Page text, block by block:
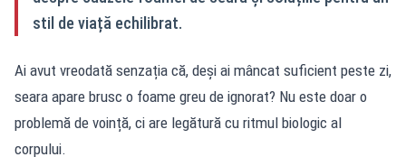
stil de viață echilibrat.
Ai avut vreodată senzația că, deși ai mâncat suficient peste zi,
seara apare brusc o foame greu de ignorat? Nu este doar o
problemă de voință, ci are legătură cu ritmul biologic al
corpului.